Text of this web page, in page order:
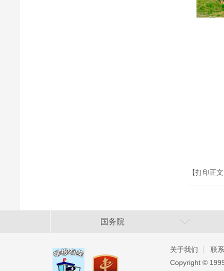
【打印正
国务院
关于我们
联
Copyright ©️